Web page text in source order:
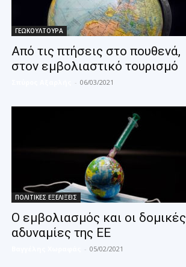
ΓΕΩΚΟΥΛΤΟΥΡΑ
Από τις πτήσεις στο πουθενά,
στον εμβολιαστικό τουρισμό
- 06/03/2021
ΠΟΛΙΤΙΚΕΣ ΕΞΕΛΙΞΕΙΣ
Ο εμβολιασμός και οι δομικές
αδυναμίες της ΕΕ
- 05/02/2021